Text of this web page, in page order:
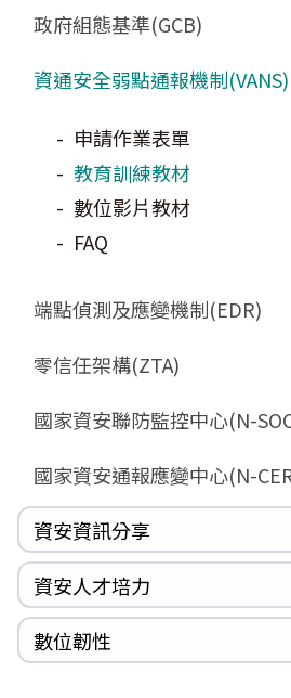
政府組態基準(GCB)
更新消息
GCB說明文件
GCB部署資源
GCB數位教材
GCB終止支援
資通安全弱點通報機制(VANS)
申請作業表單
教育訓練教材
數位影片教材
FAQ
端點偵測及應變機制(EDR)
相關文件與表單
零信任架構(ZTA)
相關文件與表單
驗證進度
國家資安聯防監控中心(N-
國家資安通報應變中心(N-
資安資訊分享
資安週報
資安季報
國際資安政策觀測
漏洞警示新聞
漏洞警訊公告
重大漏洞資訊
Zerologon
ProxyLogon
資安服務廠商評鑑
國家資安資訊分享與分析中心
資安人才培力
巡迴研討會
CCOE資安實戰人才培育計畫成
資安人才培訓服務網
資安系列競賽網站
數位韌性